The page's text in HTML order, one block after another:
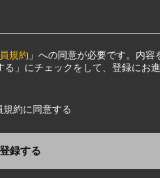
規約 」への同意が必要です。内容
」にチェックをして、登録にお
規約に同意する
登録する